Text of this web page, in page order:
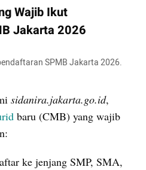
Wajib Ikut
Jakarta 2026
SPMB Jakarta 2026.
sidanira.jakarta.go.id,
baru (CMB) yang wajib
ke jenjang SMP, SMA,